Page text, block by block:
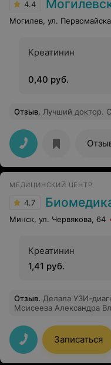
4.4 Могилевский областной
Могилев, ул.
Креатинин
0,40 руб.
Отзыв. Лучший доктор.
МЕДИЦИНСКИЙ ЦЕНТР
4.7
Минск, ул. Червякова, 64
Креатинин
1,41 руб.
Отзыв. Делала УЗИ-
Моисеева Александра
профессионализм!
Записаться